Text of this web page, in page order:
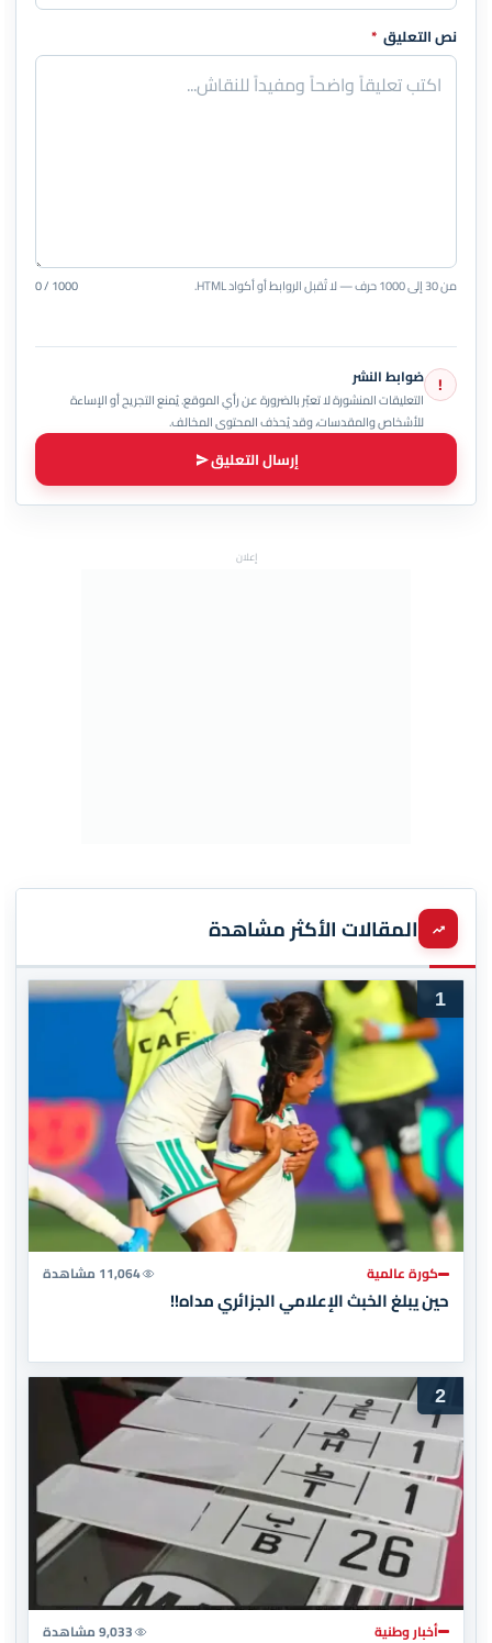
نص التعليق *
من 30 إلى 1000 حرف — لا تُقبل الروابط أو أكواد HTML. 0 / 1000
! ضوابط النشر
التعليقات المنشورة لا تعبّر بالضرورة عن رأي الموقع. يُمنع التجريح أو الإساءة
للأشخاص والمقدسات، وقد يُحذف المحتوى المخالف.
إرسال التعليق
إعلان
المقالات الأكثر مشاهدة
1
كورة عالمية 11,064 مشاهدة
حين يبلغ الخبث الإعلامي الجزائري مداه!!
2
أخبار وطنية 9,033 مشاهدة